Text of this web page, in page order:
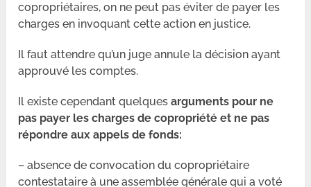
copropriétaires, on ne peut pas éviter de payer les
charges en invoquant cette action en justice.
Il faut attendre qu’un juge annule la décision ayant
approuvé les comptes.
Il existe cependant quelquesarguments pour ne
pas payer les charges de copropriété et ne pas
répondre aux appels de fonds:
– absence de convocation du copropriétaire
contestataire à une assemblée générale qui a voté